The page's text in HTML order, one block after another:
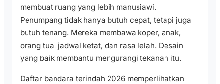
membuat ruang yang lebih manusiawi.
Penumpang tidak hanya butuh cepat, tetapi juga
butuh tenang. Mereka membawa koper, anak,
orang tua, jadwal ketat, dan rasa lelah. Desain
yang baik membantu mengurangi tekanan itu.
Daftar bandara terindah 2026 memperlihatkan